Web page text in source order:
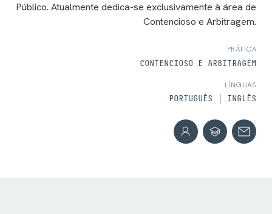
Público. Atualmente dedica-se exclusivamente à área de
Contencioso e Arbitragem.
PRÁTICA
CONTENCIOSO E ARBITRAGEM
LÍNGUAS
PORTUGUÊS INGLÊS